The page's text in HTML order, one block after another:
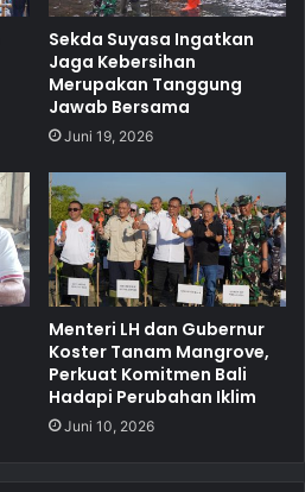
Sekda Suyasa Ingatkan
Jaga Kebersihan
Merupakan Tanggung
Jawab Bersama
Juni 19, 2026
Menteri LH dan Gubernur
Koster Tanam Mangrove,
Perkuat Komitmen Bali
Hadapi Perubahan Iklim
Juni 10, 2026